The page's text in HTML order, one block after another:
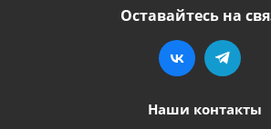
Оставайтесь на
Наши контакты